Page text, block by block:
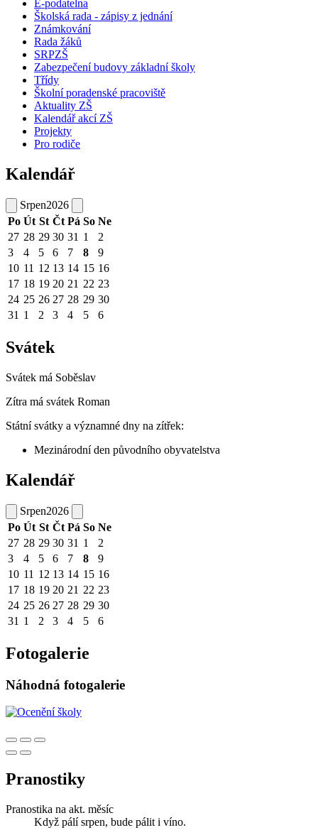
E-podatelna
Školská rada - zápisy z jednání
Známkování
Rada žáků
SRPZŠ
Zabezpečení budovy základní školy
Třídy
Školní poradenské pracoviště
Aktuality ZŠ
Kalendář akcí ZŠ
Projekty
Pro rodiče
Kalendář
Srpen2026
Po Út St Čt Pá So Ne
27 28 29 30 31 1
2
3
4 5 6 7 8
9
10 11 12 13 14 15 16
17 18 19 20 21 22 23
24 25 26 27 28 29 30
31 1 2 3 4 5 6
Svátek
Svátek má Soběslav
Zítra má svátek Roman
Státní svátky a významné dny na zítřek:
Mezinárodní den původního obyvatelstva
Kalendář
Srpen2026
Po Út St Čt Pá So Ne
27 28 29 30 31 1
2
3
4 5 6 7 8
9
10 11 12 13 14 15 16
17 18 19 20 21 22 23
24 25 26 27 28 29 30
31 1 2 3 4 5 6
Fotogalerie
Náhodná fotogalerie
Pranostiky
Pranostika na akt. měsíc
Když pálí srpen, bude pálit i víno.